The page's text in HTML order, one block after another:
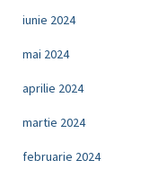
iunie 2024
mai 2024
aprilie 2024
martie 2024
februarie 2024